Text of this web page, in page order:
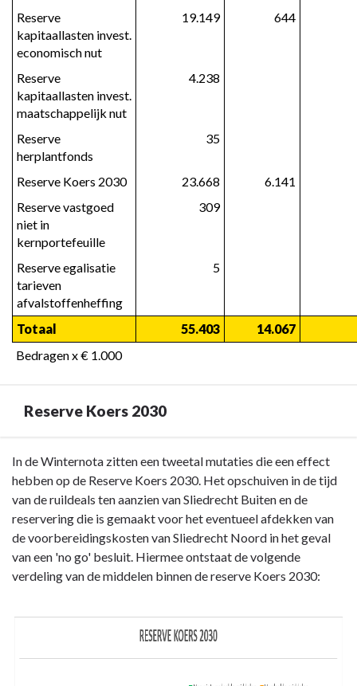
Reserve
kapitaallasten invest.
economisch nut
19.149 644
Reserve
kapitaallasten invest.
maatschappelijk nut
4.238
Reserve
herplantfonds
35
Reserve Koers 2030 23.668
6.141
Reserve vastgoed
niet in
kernportefeuille
309
Reserve egalisatie
tarieven
afvalstoffenheffing
5
Totaal 55.403
14.067
Bedragen x € 1.000
Reserve Koers 2030
Terug
naar
navigatie
Financieel
Reserve
In de Winternota zitten een tweetal mutaties die een effect
hebben op de Reserve Koers 2030. Het opschuiven in de tijd
van de ruildeals ten aanzien van Sliedrecht Buiten en de
reservering die is gemaakt voor het eventueel afdekken van
de voorbereidingskosten van Sliedrecht Noord in het geval
van een 'no go' besluit. Hiermee ontstaat de volgende
verdeling van de middelen binnen de reserve Koers 2030: